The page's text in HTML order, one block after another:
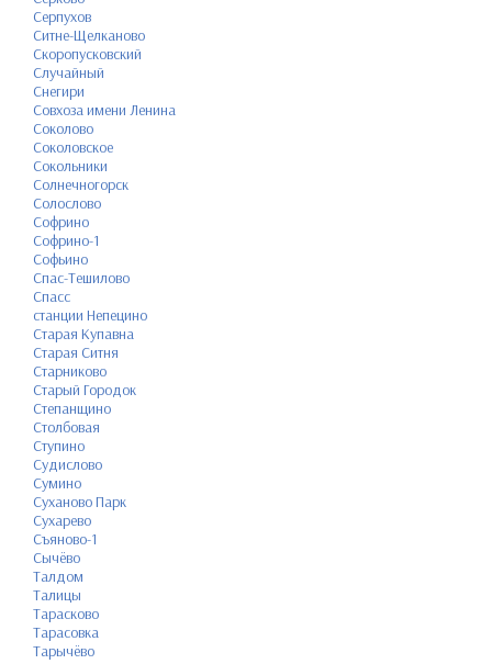
Серпухов
Ситне-Щелканово
Скоропусковский
Случайный
Снегири
Совхоза имени Ленина
Соколово
Соколовское
Сокольники
Солнечногорск
Солослово
Софрино
Софрино-1
Софьино
Спас-Тешилово
Спасс
станции Непецино
Старая Купавна
Старая Ситня
Старниково
Старый Городок
Степанщино
Столбовая
Ступино
Судислово
Сумино
Суханово Парк
Сухарево
Съяново-1
Сычёво
Талдом
Талицы
Тарасково
Тарасовка
Тарычёво